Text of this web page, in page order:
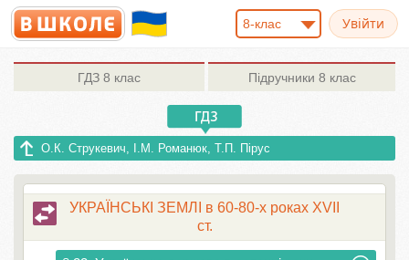
8-клас
ГДЗ 8 клас Підручники 8 клас
О.К. Струкевич, І.М. Романюк, Т.П. Пірус
УКРАЇНСЬКІ ЗЕМЛІ в 60-80-х роках XVII
ст.